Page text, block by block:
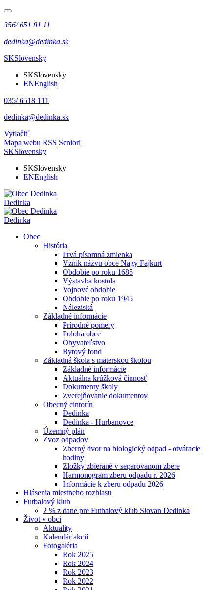
356/ 651 81 11
dedinka@dedinka.sk
SKSlovensky
SKSlovensky
ENEnglish
035/ 6518 111
dedinka@dedinka.sk
Vytlačiť
Mapa webu RSS Seniori
SKSlovensky
SKSlovensky
ENEnglish
Dedinka
Dedinka
Obec
História
Prvá písomná zmienka
Vznik názvu obce Nagy Fajkurt
Obdobie po roku 1685
Výstavba kostola
Vojnové obdobie
Obdobie po roku 1945
Náleziská
Základné informácie
Prírodné pomery
Poloha obce
Obyvateľstvo
Bytový fond
Základná škola s materskou školou
Základné informácie
Aktuálna krúžková činnosť
Dokumenty školy
Zverejňovanie dokumentov
Obecný cintorín
Dedinka
Dedinka - Hurbanovce
Územný plán
Zvoz odpadov
Zberný dvor na biologický odpad - otváracie
hodiny
Zložky zbierané v separovanom zbere
Harmonogram zberu odpadu r. 2026
Informácie k zberu odpadu 2026
Hlásenia miestneho rozhlasu
Futbalový klub
2 % z dane pre Futbalový klub Slovan Dedinka
Život v obci
Aktuality
Kalendár akcií
Fotogaléria
Rok 2025
Rok 2024
Rok 2023
Rok 2022